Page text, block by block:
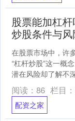
股票能加杠
炒股条件与风
在股票市场中，许
“杠杆炒股”这一概
潜在风险却了解不
杠杆吗？** 答案是
一种通过借入....
阅读： 86 栏目：
配资之家